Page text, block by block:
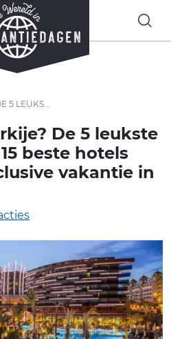
VAKANTIE IN TURKIJE!
De 5 leukste
beste hotels
vakantie in